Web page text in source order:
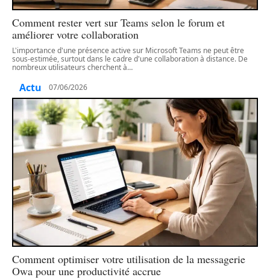
Comment rester vert sur Teams selon le forum et
améliorer votre collaboration
L'importance d'une présence active sur Microsoft Teams ne peut être
sous-estimée, surtout dans le cadre d'une collaboration à distance. De
nombreux utilisateurs cherchent à…
Actu 07/06/2026
Comment optimiser votre utilisation de la messagerie
Owa pour une productivité accrue